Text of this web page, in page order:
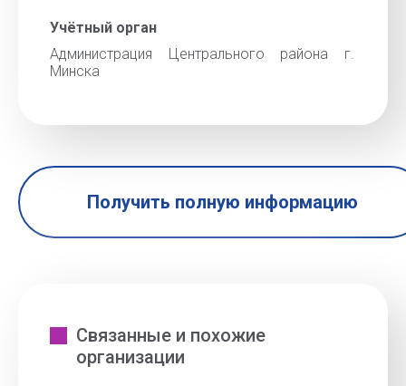
Учётный орган
Администрация Центрального района г.
Минска
Получить полную информацию
Связанные и похожие
организации